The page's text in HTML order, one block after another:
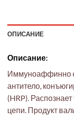
ОПИСАНИЕ
Описание:
Иммуноаффинно
антитело,
(HRP).
цепи. Продукт